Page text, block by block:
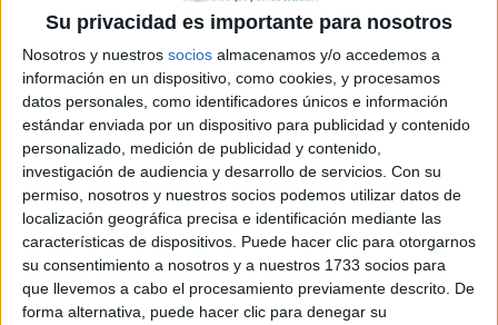
Su privacidad es importante para nosotros
Nosotros y nuestros socios almacenamos y/o accedemos a
información en un dispositivo, como cookies, y procesamos
datos personales, como identificadores únicos e información
estándar enviada por un dispositivo para publicidad y contenido
personalizado, medición de publicidad y contenido,
investigación de audiencia y desarrollo de servicios. Con su
permiso, nosotros y nuestros socios podemos utilizar datos de
localización geográfica precisa e identificación mediante las
características de dispositivos. Puede hacer clic para otorgarnos
su consentimiento a nosotros y a nuestros 1733 socios para
que llevemos a cabo el procesamiento previamente descrito. De
forma alternativa, puede hacer clic para denegar su